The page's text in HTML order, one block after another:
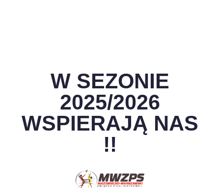
W SEZONIE
2025/2026
WSPIERAJĄ NAS
!!